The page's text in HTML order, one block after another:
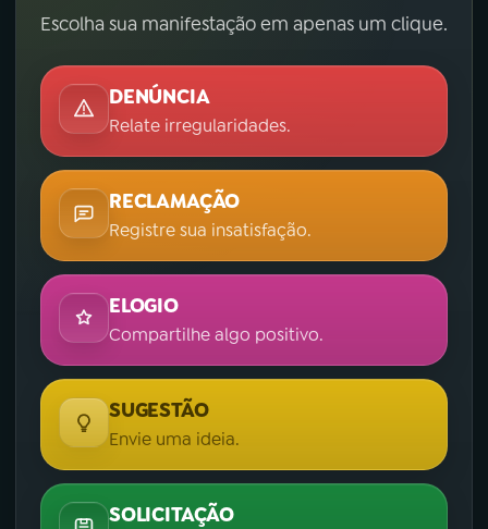
Escolha sua manifestação em apenas um clique.
DENÚNCIA
Relate irregularidades.
RECLAMAÇÃO
Registre sua insatisfação.
ELOGIO
Compartilhe algo positivo.
SUGESTÃO
Envie uma ideia.
SOLICITAÇÃO